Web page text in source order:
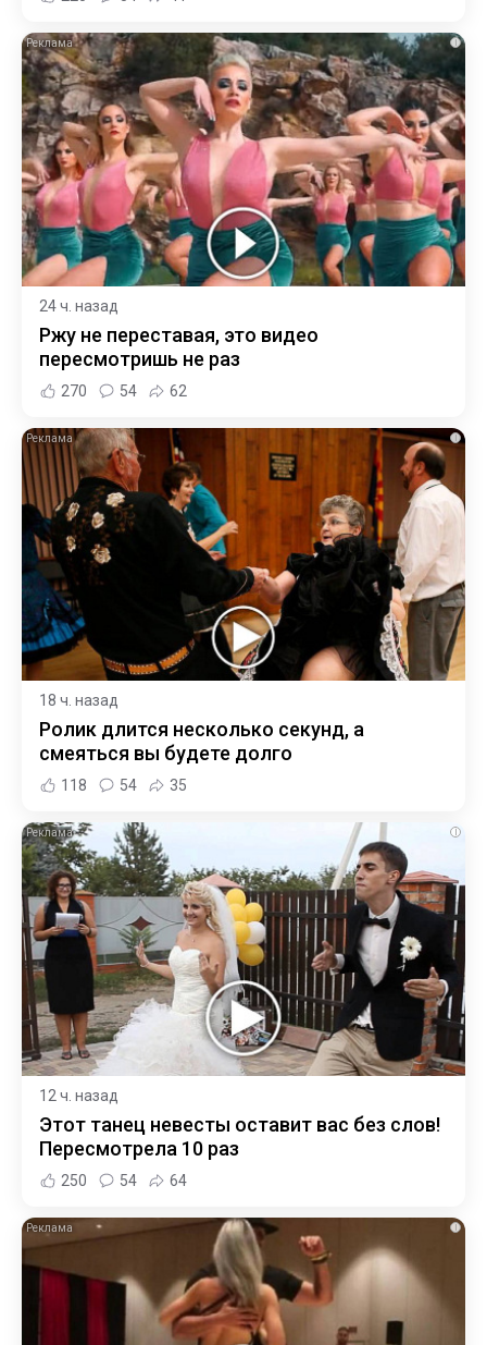
i
24 ч. назад
Ржу не переставая, это видео
пересмотришь не раз
270 54 62
i
18 ч. назад
Ролик длится несколько секунд, а
смеяться вы будете долго
118 54 35
i
12 ч. назад
Этот танец невесты оставит вас без слов!
Пересмотрела 10 раз
250 54 64
i